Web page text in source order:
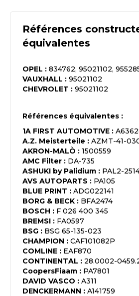
Références
équivalentes
OPEL : 834762, 95021102,
VAUXHALL : 95021102
CHEVROLET : 95021102
Références équivalentes :
1A FIRST AUTOMOTIVE :
A.Z. Meisterteile : AZMT-41-
AKRON-MALÒ : 1500559
AMC Filter : DA-735
ASHUKI by Palidium : PAL2-
AVS AUTOPARTS : PA105
BLUE PRINT : ADG022141
BORG & BECK : BFA2474
BOSCH : F 026 400 345
BREMSI : FA0597
BSG : BSG 65-135-023
CHAMPION : CAF101082P
COMLINE : EAF870
CONTINENTAL : 28.0002-
CoopersFiaam : PA7801
DAVID VASCO : A311
DENCKERMANN : A141759